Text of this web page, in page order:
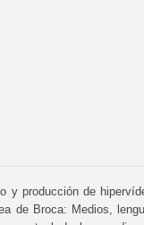
y producción de
de Broca: Medios,